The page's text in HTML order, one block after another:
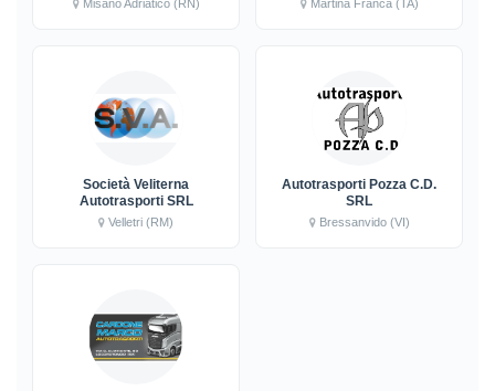
Misano Adriatico (RN) Martina Franca (TA)
Società Veliterna
Autotrasporti SRL
Velletri (RM)
Autotrasporti Pozza C.D.
SRL
Bressanvido (VI)